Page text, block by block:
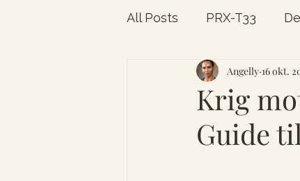
All Posts PRX-T33
Hudförändringar
Krig
Guide
Angelly 16 okt.